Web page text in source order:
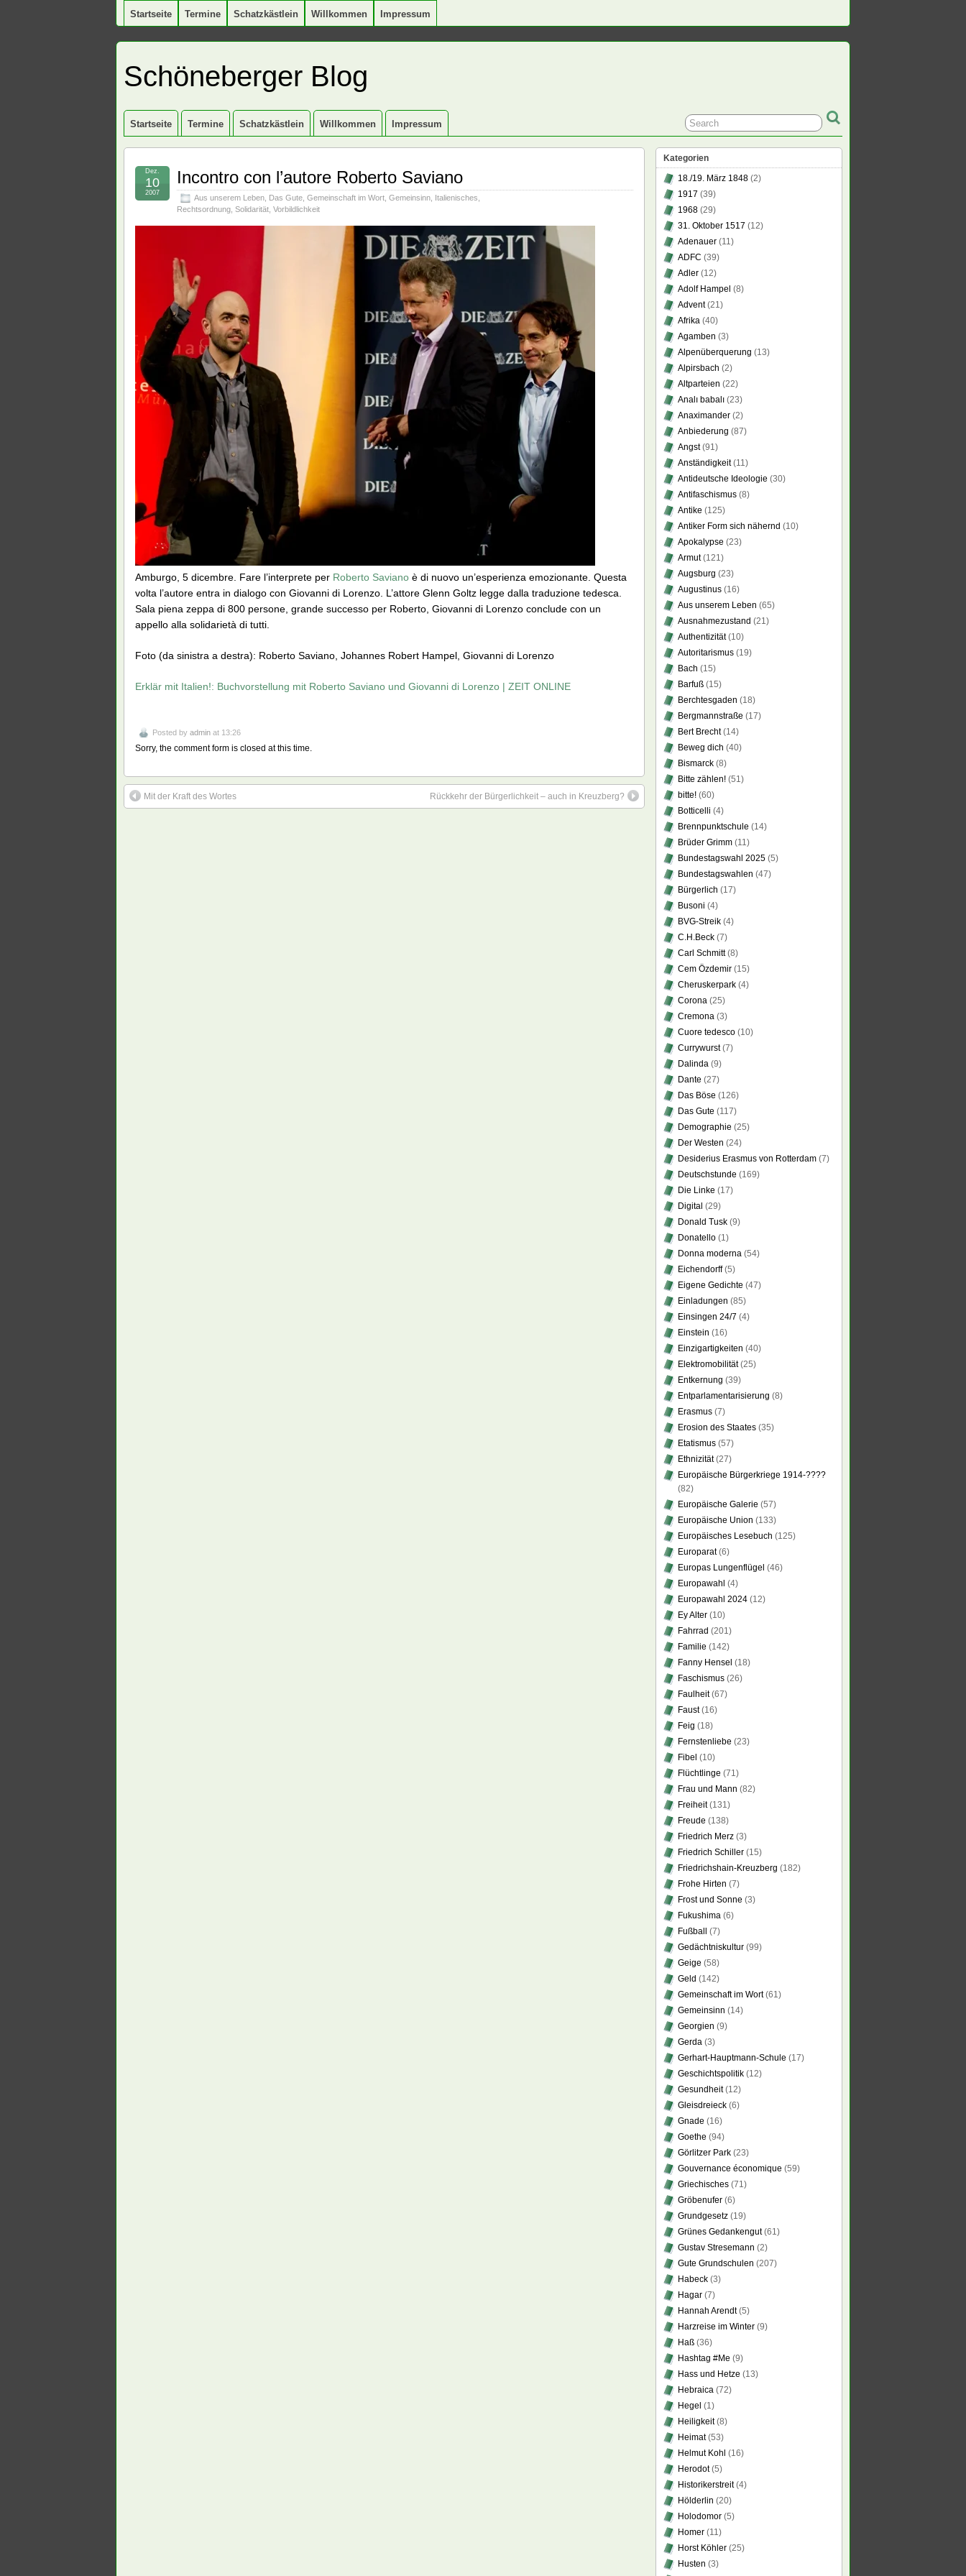
Startseite Termine Schatzkästlein Willkommen Impressum
Schöneberger Blog
Startseite Termine Schatzkästlein Willkommen Impressum
Incontro con l’autore Roberto Saviano
Aus unserem Leben Das Gute Gemeinschaft im Wort Gemeinsinn Italienisches
Rechtsordnung Solidarität Vorbildlichkeit
Dez.
10
2007
Amburgo, 5 dicembre. Fare l’interprete per Roberto Saviano è di nuovo un’esperienza emozionante. Questa
volta l’autore entra in dialogo con Giovanni di Lorenzo. L’attore Glenn Goltz legge dalla traduzione tedesca.
Sala piena zeppa di 800 persone, grande successo per Roberto, Giovanni di Lorenzo conclude con un
appello alla solidarietà di tutti.
Foto (da sinistra a destra): Roberto Saviano, Johannes Robert Hampel, Giovanni di Lorenzo
Erklär mit Italien!: Buchvorstellung mit Roberto Saviano und Giovanni di Lorenzo | ZEIT ONLINE
Posted by admin at 13:26
Sorry, the comment form is closed at this time.
Mit der Kraft des Wortes Rückkehr der Bürgerlichkeit – auch in Kreuzberg?
Kategorien
18./19. März 1848 (2)
1917 (39)
1968 (29)
31. Oktober 1517 (12)
Adenauer (11)
ADFC (39)
Adler (12)
Adolf Hampel (8)
Advent(21)
Afrika (40)
Agamben (3)
Alpenüberquerung (13)
Alpirsbach (2)
Altparteien (22)
Analı babalı (23)
Anaximander (2)
Anbiederung (87)
Angst(91)
Anständigkeit(11)
Antideutsche Ideologie (30)
Antifaschismus (8)
Antike (125)
Antiker Form sich nähernd (10)
Apokalypse (23)
Armut(121)
Augsburg (23)
Augustinus (16)
Aus unserem Leben (65)
Ausnahmezustand (21)
Authentizität(10)
Autoritarismus (19)
Bach (15)
Barfuß (15)
Berchtesgaden (18)
Bergmannstraße (17)
Bert Brecht(14)
Beweg dich (40)
Bismarck (8)
Bitte zählen! (51)
bitte! (60)
Botticelli (4)
Brennpunktschule (14)
Brüder Grimm (11)
Bundestagswahl 2025 (5)
Bundestagswahlen (47)
Bürgerlich (17)
Busoni (4)
BVG-Streik (4)
C.H.Beck (7)
Carl Schmitt(8)
Cem Özdemir (15)
Cheruskerpark (4)
Corona (25)
Cremona (3)
Cuore tedesco (10)
Currywurst(7)
Dalinda (9)
Dante (27)
Das Böse (126)
Das Gute (117)
Demographie (25)
Der Westen (24)
Desiderius Erasmus von Rotterdam (7)
Deutschstunde (169)
Die Linke (17)
Digital (29)
Donald Tusk (9)
Donatello (1)
Donna moderna (54)
Eichendorff(5)
Eigene Gedichte (47)
Einladungen (85)
Einsingen 24/7 (4)
Einstein (16)
Einzigartigkeiten (40)
Elektromobilität(25)
Entkernung (39)
Entparlamentarisierung (8)
Erasmus (7)
Erosion des Staates (35)
Etatismus (57)
Ethnizität(27)
Europäische Bürgerkriege 1914-????
(82)
Europäische Galerie (57)
Europäische Union (133)
Europäisches Lesebuch (125)
Europarat(6)
Europas Lungenflügel (46)
Europawahl (4)
Europawahl 2024 (12)
Ey Alter (10)
Fahrrad (201)
Familie (142)
Fanny Hensel (18)
Faschismus (26)
Faulheit(67)
Faust(16)
Feig (18)
Fernstenliebe (23)
Fibel (10)
Flüchtlinge (71)
Frau und Mann (82)
Freiheit(131)
Freude (138)
Friedrich Merz (3)
Friedrich Schiller (15)
Friedrichshain-Kreuzberg (182)
Frohe Hirten (7)
Frost und Sonne (3)
Fukushima (6)
Fußball
(7)
Gedächtniskultur (99)
Geige (58)
Geld (142)
Gemeinschaft im Wort(61)
Gemeinsinn (14)
Georgien (9)
Gerda (3)
Gerhart-Hauptmann-Schule (17)
Geschichtspolitik (12)
Gesundheit(12)
Gleisdreieck (6)
Gnade (16)
Goethe (94)
Görlitzer Park (23)
Gouvernance économique (59)
Griechisches (71)
Gröbenufer (6)
Grundgesetz (19)
Grünes Gedankengut(61)
Gustav Stresemann (2)
Gute Grundschulen (207)
Habeck (3)
Hagar (7)
Hannah Arendt(5)
Harzreise im Winter (9)
Haß (36)
Hashtag #Me (9)
Hass und Hetze (13)
Hebraica (72)
Hegel (1)
Heiligkeit(8)
Heimat(53)
Helmut Kohl (16)
Herodot(5)
Historikerstreit(4)
Hölderlin (20)
Holodomor (5)
Homer (11)
Horst Köhler (25)
Husten (3)